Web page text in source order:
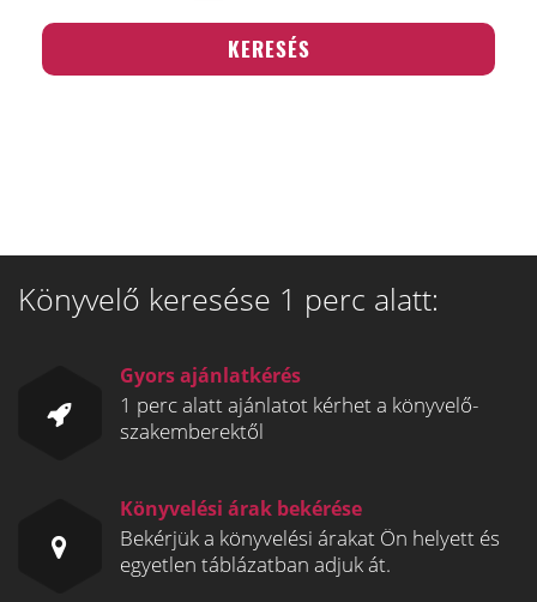
Könyvelő keresése 1 perc alatt:
Gyors ajánlatkérés
1 perc alatt ajánlatot kérhet a könyvelő-
szakemberektől
Könyvelési árak bekérése
Bekérjük a könyvelési árakat Ön helyett és
egyetlen táblázatban adjuk át.